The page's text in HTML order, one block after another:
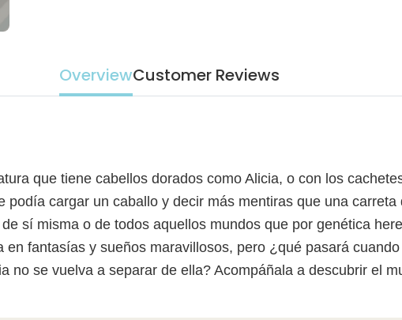
OverviewCustomer Reviews
que tiene cabellos dorados como Alicia, o con los
podía cargar un caballo y decir más mentiras que una
sí misma o de todos aquellos mundos que por genética
fantasías y sueños maravillosos, pero ¿qué pasará
no se vuelva a separar de ella? Acompáñala a descubrir el